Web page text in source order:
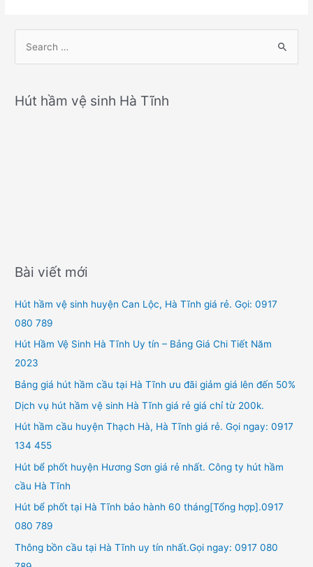
phố
rHút hầm vệ sinh Hà Tĩnh
Bài viết mới
Hút hầm vệ sinh huyện Can Lộc, Hà Tĩnh giá rẻ. Gọi: 0917
080 789
Hút Hầm Vệ Sinh Hà Tĩnh Uy tín – Bảng Giá Chi Tiết Năm
2023
Bảng giá hút hầm cầu tại Hà Tĩnh ưu đãi giảm giá lên đến 50%
Dịch vụ hút hầm vệ sinh Hà Tĩnh giá rẻ giá chỉ từ 200k.
Hút hầm cầu huyện Thạch Hà, Hà Tĩnh giá rẻ. Gọi ngay: 0917
134 455
Hút bể phốt huyện Hương Sơn giá rẻ nhất. Công ty hút hầm
cầu Hà Tĩnh
Hút bể phốt tại Hà Tĩnh bảo hành 60 tháng[Tổng hợp].0917
080 789
Thông bồn cầu tại Hà Tĩnh uy tín nhất.Gọi ngay: 0917 080